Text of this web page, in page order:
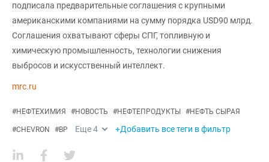
подписала предварительные соглашения с крупными
американскими компаниями на сумму порядка USD90 млрд.
Соглашения охватывают сферы СПГ, топливную и
химическую промышленность, технологии снижения
выбросов и искусственный интеллект.
mrc.ru
#НЕФТЕХИМИЯ #НОВОСТЬ #НЕФТЕПРОДУКТЫ #НЕФТЬ СЫРАЯ
#CHEVRON #BP Еще4 +Добавить все теги в фильтр